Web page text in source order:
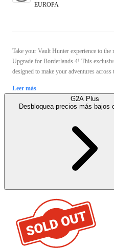
EUROPA
Take your Vault Hunter experience to
Upgrade for Borderlands 4! This
designed to make your adventures
Leer más
G2A Plus
Desbloquea precios más bajos